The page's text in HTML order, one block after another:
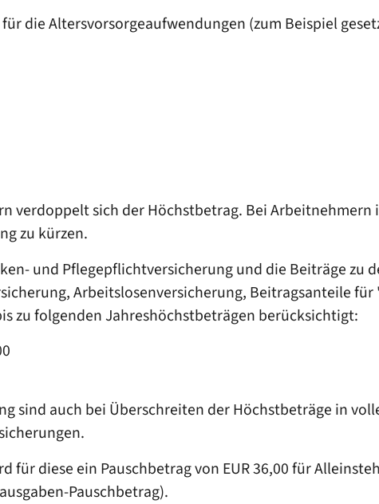
die Altersvorsorgeaufwendungen (zum Beispiel
verdoppelt sich der Höchstbetrag. Bei
zu kürzen.
und Pflegepflichtversicherung und die Beiträge zu
Arbeitslosenversicherung, Beitragsanteile
zu folgenden Jahreshöchstbeträgen berücksichtigt:
sind auch bei Überschreiten der Höchstbeträge in
für diese ein Pauschbetrag von EUR 36,00 für
Pauschbetrag).